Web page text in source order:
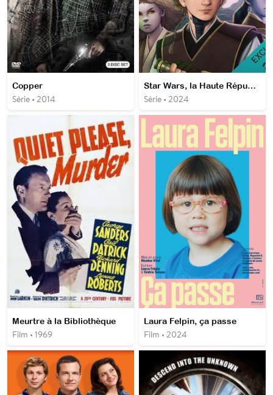
Copper
Série • 2014
Star Wars, la Haute République : les origines du Flambeau
Série • 2024
Meurtre à la Bibliothèque
Film • 1969
Laura Felpin, ça passe
Film • 2024